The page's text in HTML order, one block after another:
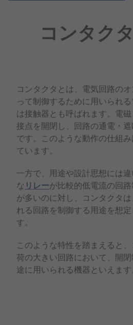
コンタク
コンタクタとは、電気回路の
って制御するために用いられ
は接触器とも呼ばれます。電
接点を開閉し、回路の通電・
です。このような動作の仕組
ています。
一方で、用途や設計思想には
な リレーが比較的低電流の回
が多いのに対し、コンタクタ
れる回路を制御する用途を想
す。
このような特性を踏まえると
荷の大きい回路において、開
途に用いられる機器といえます